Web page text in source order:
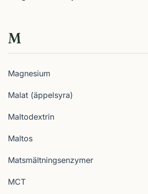
M
Magnesium
Malat (äppelsyra)
Maltodextrin
Maltos
Matsmältningsenzymer
MCT